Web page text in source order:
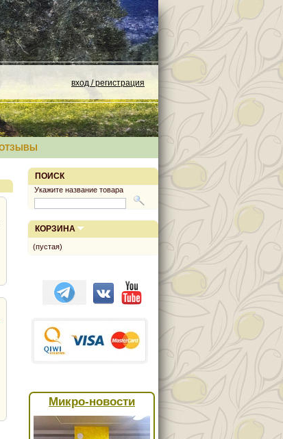
вход / регистрация
ПОИСК
Укажите название товара
КОРЗИНА
(пустая)
Микро-новости